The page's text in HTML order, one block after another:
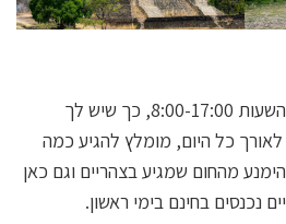
אתר מונטה אלבן פתוח בין השעות 8:00-17:00, כך שיש לך
כל היום, מומלץ להגיע כמה
מהחום שמגיע בצהריים וגם כאן
נכנסים בחינם בימי ראשון.